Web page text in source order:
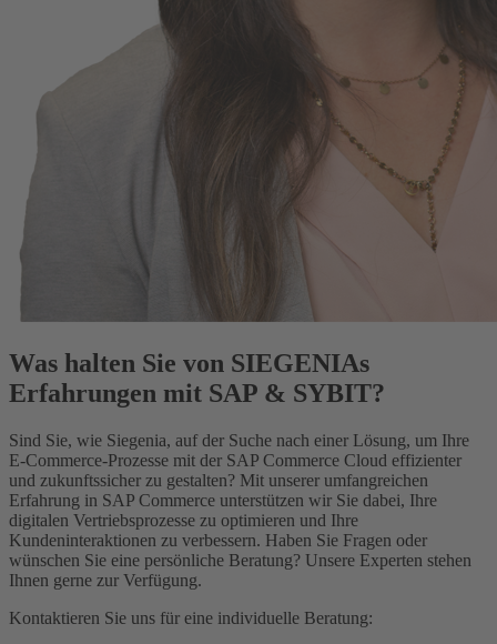
Was halten Sie von SIEGENIAs
Erfahrungen mit SAP & SYBIT?
Sind Sie, wie Siegenia, auf der Suche nach einer Lösung, um Ihre
E-Commerce-Prozesse mit der SAP Commerce Cloud effizienter
und zukunftssicher zu gestalten? Mit unserer umfangreichen
Erfahrung in SAP Commerce unterstützen wir Sie dabei, Ihre
digitalen Vertriebsprozesse zu optimieren und Ihre
Kundeninteraktionen zu verbessern. Haben Sie Fragen oder
wünschen Sie eine persönliche Beratung? Unsere Experten stehen
Ihnen gerne zur Verfügung.
Kontaktieren Sie uns für eine individuelle Beratung: